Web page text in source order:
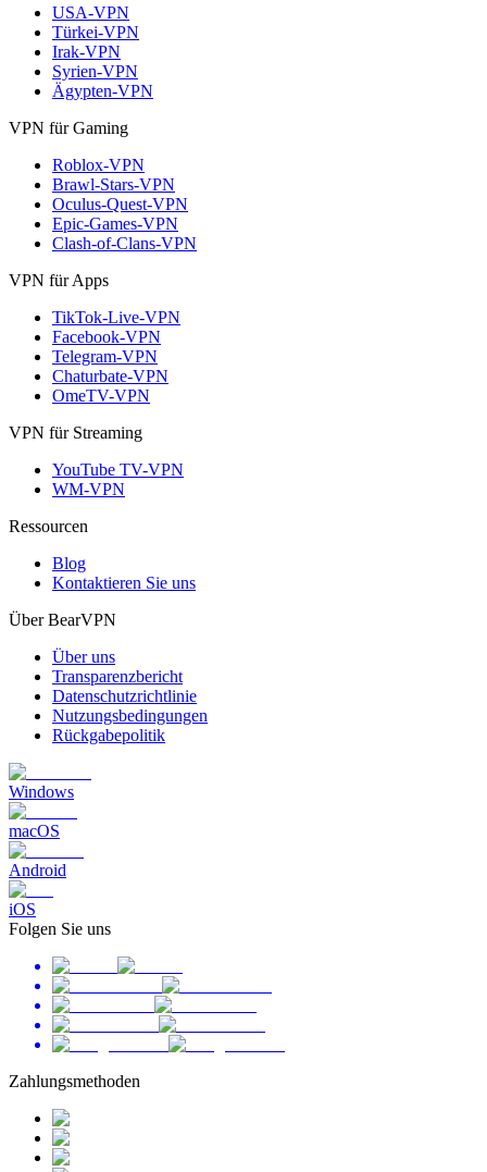
USA-VPN
Türkei-VPN
Irak-VPN
Syrien-VPN
Ägypten-VPN
VPN für Gaming
Roblox-VPN
Brawl-Stars-VPN
Oculus-Quest-VPN
Epic-Games-VPN
Clash-of-Clans-VPN
VPN für Apps
TikTok-Live-VPN
Facebook-VPN
Telegram-VPN
Chaturbate-VPN
OmeTV-VPN
VPN für Streaming
YouTube TV-VPN
WM-VPN
Ressourcen
Blog
Kontaktieren Sie uns
Über BearVPN
Über uns
Transparenzbericht
Datenschutzrichtlinie
Nutzungsbedingungen
Rückgabepolitik
Windows
macOS
Android
iOS
Folgen Sie uns
Zahlungsmethoden